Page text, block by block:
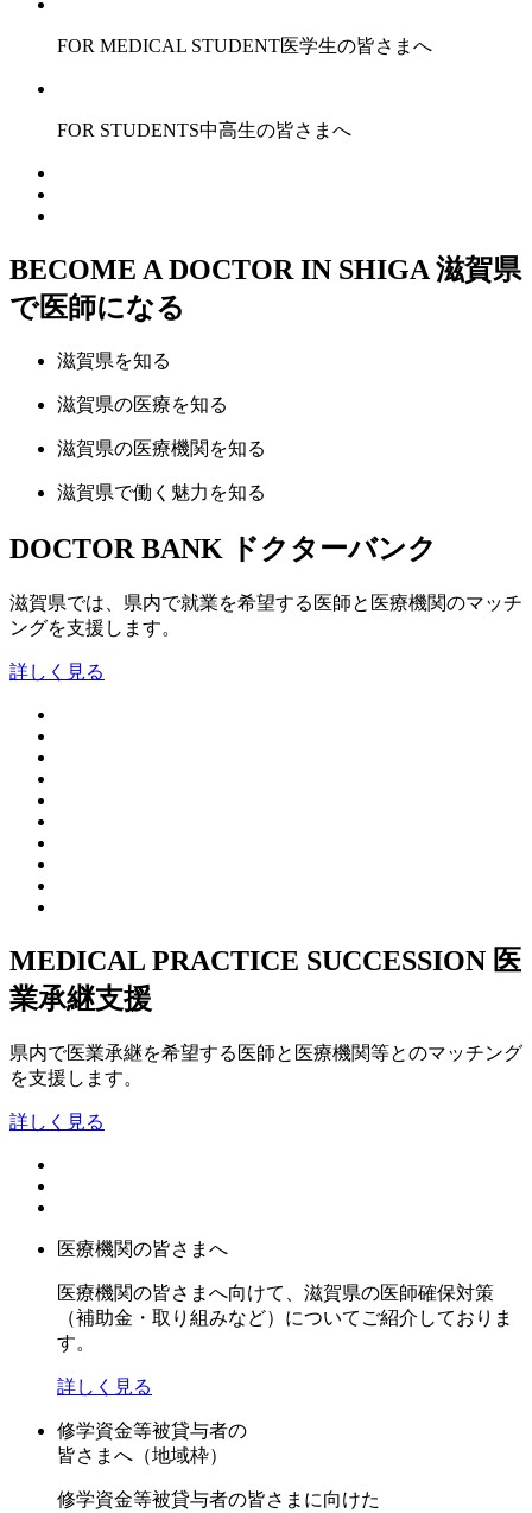
FOR MEDICAL STUDENT医学生の皆さまへ
FOR STUDENTS中高生の皆さまへ
BECOME A DOCTOR IN SHIGA 滋賀県
で医師になる
滋賀県を知る
滋賀県の医療を知る
滋賀県の医療機関 を知る
滋賀県で働く魅力 を知る
DOCTOR BANK ドクターバンク
滋賀県では、県内で就業を希望する医師と医療機関のマッチ
ングを支援します。
詳しく見る
MEDICAL PRACTICE SUCCESSION 医
業承継支援
県内で医業承継を希望する医師と医療機関等とのマッチング
を支援します。
詳しく見る
医療機関の皆さまへ
医療機関の皆さまへ向けて、滋賀県の医師確保対策
（補助金・取り組みなど）についてご紹介しておりま
す。
詳しく見る
修学資金等被貸与者の
皆さまへ（地域枠）
修学資金等被貸与者の皆さまに向けた